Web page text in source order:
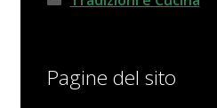
Pagine del sito